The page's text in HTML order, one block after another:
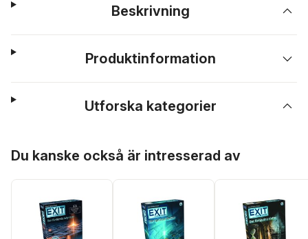
Beskrivning
Produktinformation
Utforska kategorier
Du kanske också är intresserad av